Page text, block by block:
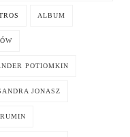
ALBUM
POTIOMKIN
JONASZ